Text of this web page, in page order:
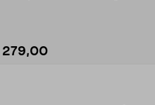
279,00